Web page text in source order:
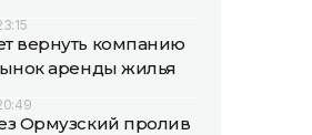
вернуть компанию
аренды жилья
Ормузский пролив